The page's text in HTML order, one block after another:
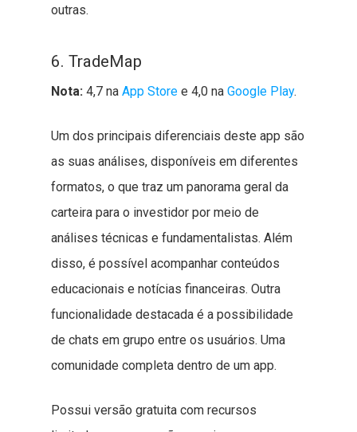
outras.
6. TradeMap
Nota: 4,7 na App Store e 4,0 na Google Play.
Um dos principais diferenciais deste app são
as suas análises, disponíveis em diferentes
formatos, o que traz um panorama geral da
carteira para o investidor por meio de
análises técnicas e fundamentalistas. Além
disso, é possível acompanhar conteúdos
educacionais e notícias financeiras. Outra
funcionalidade destacada é a possibilidade
de chats em grupo entre os usuários. Uma
comunidade completa dentro de um app.
Possui versão gratuita com recursos